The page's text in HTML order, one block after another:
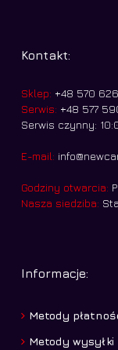
Kontakt:
Sklep: +48 570
Serwis: +48 577
Serwis czynny:
E-mail:
Godziny otwarcia:
Nasza siedziba:
Informacje:
Metody
Metody wysyłki